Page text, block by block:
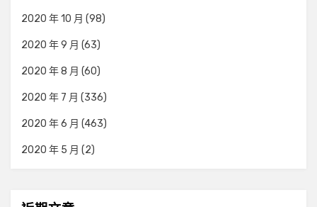
2020 年 10 月 (98)
2020 年 9 月 (63)
2020 年 8 月 (60)
2020 年 7 月 (336)
2020 年 6 月 (463)
2020 年 5 月 (2)